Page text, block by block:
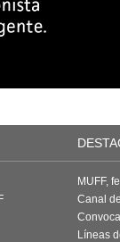
MUFF,
Canal
Líneas